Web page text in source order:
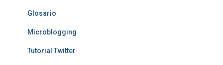
Glosario
Microblogging
Tutorial Twitter